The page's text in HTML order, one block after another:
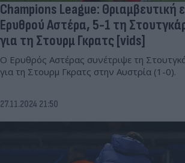
Champions League: Θριαμβευτική
Ερυθρού Αστέρα, 5-1 τη Στουτγκάρδη -
για τη Στουρμ Γκρατς [vids]
Ο Ερυθρός Αστέρας συνέτριψε τη
για τη Στουρμ Γκρατς στην Αυστρία (1-0).
27.11.2024 21:50